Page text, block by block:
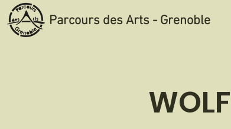
Parcours des Arts - Grenoble